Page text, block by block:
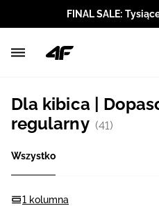
FINAL SALE:
Dla kibica |
regularny (41)
Wszystko
1 kolumna